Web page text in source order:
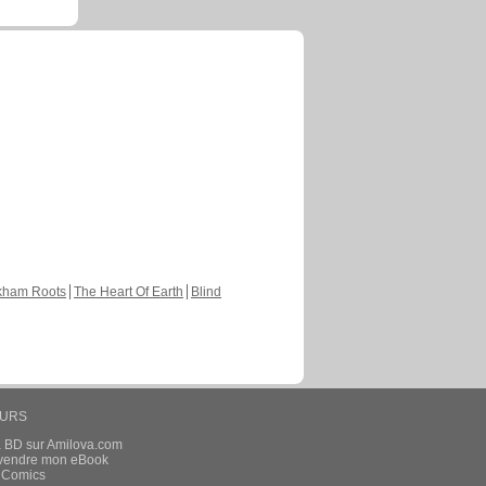
Roots The Heart Of Earth Blind
sur Amilova.com
mon eBook